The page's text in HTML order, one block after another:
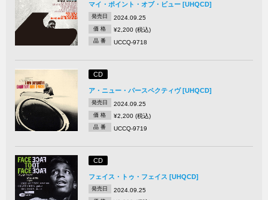
マイ・ポイント・オブ・ビュー [UHQCD]
発売日 2024.09.25
価 格 ¥2,200 (税込)
品 番 UCCQ-9718
CD
ア・ニュー・パースペクティヴ [UHQCD]
発売日 2024.09.25
価 格 ¥2,200 (税込)
品 番 UCCQ-9719
CD
フェイス・トゥ・フェイス [UHQCD]
発売日 2024.09.25